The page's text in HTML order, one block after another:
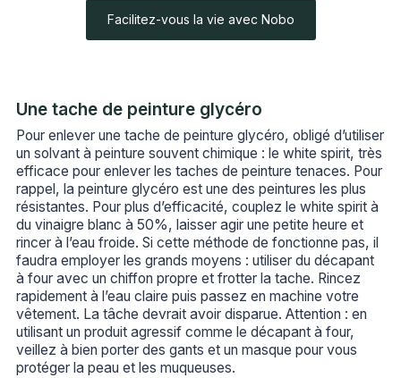
Facilitez-vous la vie avec Nobo
Une tache de peinture glycéro
Pour enlever une tache de peinture glycéro, obligé d’utiliser
un solvant à peinture souvent chimique : le white spirit, très
efficace pour enlever les taches de peinture tenaces. Pour
rappel, la peinture glycéro est une des peintures les plus
résistantes. Pour plus d’efficacité, couplez le white spirit à
du vinaigre blanc à 50%, laisser agir une petite heure et
rincer à l’eau froide. Si cette méthode de fonctionne pas, il
faudra employer les grands moyens : utiliser du décapant
à four avec un chiffon propre et frotter la tache. Rincez
rapidement à l’eau claire puis passez en machine votre
vêtement. La tâche devrait avoir disparue. Attention : en
utilisant un produit agressif comme le décapant à four,
veillez à bien porter des gants et un masque pour vous
protéger la peau et les muqueuses.